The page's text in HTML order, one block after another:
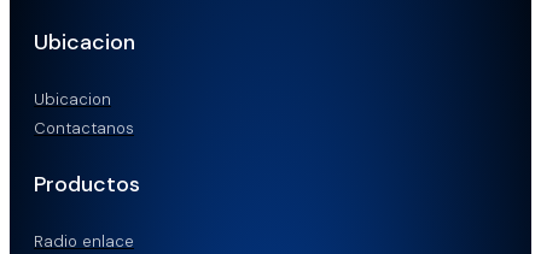
Ubicacion
Ubicacion
Contactanos
Productos
Radio enlace